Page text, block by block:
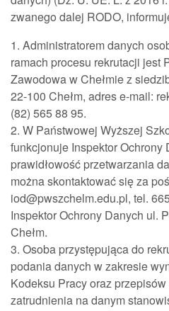
zwanego dalej RODO,
1. Administratorem danych
ramach procesu rekrutacji jest
Zawodowa w Chełmie z
22-100 Chełm, adres e-mail:
(82) 565 88 95.
2. W Państwowej Wyższej
funkcjonuje Inspektor Ochrony
prawidłowość przetwarzania
można skontaktować się za
iod@pwszchelm.edu.pl, tel.
Inspektor Ochrony Danych ul.
Chełm.
3. Osoba przystępująca do
podania danych w zakresie
Kodeksu Pracy oraz
zatrudnienia na danym